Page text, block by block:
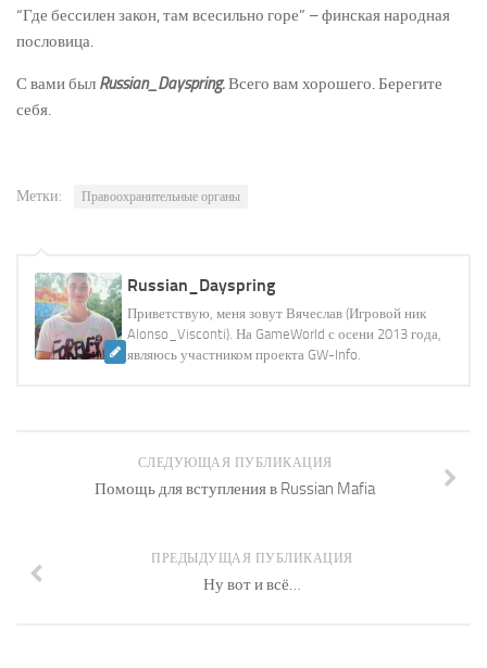
“Где бессилен закон, там всесильно горе” – финская народная
пословица.
С вами был Russian_Dayspring.Всего вам хорошего. Берегите
себя.
Метки: Правоохранительные органы
Russian_Dayspring
Приветствую, меня зовут Вячеслав (Игровой ник
Alonso_Visconti). На GameWorld с осени 2013 года,
являюсь участником проекта GW-Info.
СЛЕДУЮЩАЯ ПУБЛИКАЦИЯ
Помощь для вступления в Russian Mafia
ПРЕДЫДУЩАЯ ПУБЛИКАЦИЯ
Ну вот и всё…